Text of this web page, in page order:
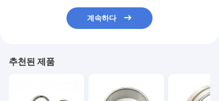
계속하다
추천된 제품